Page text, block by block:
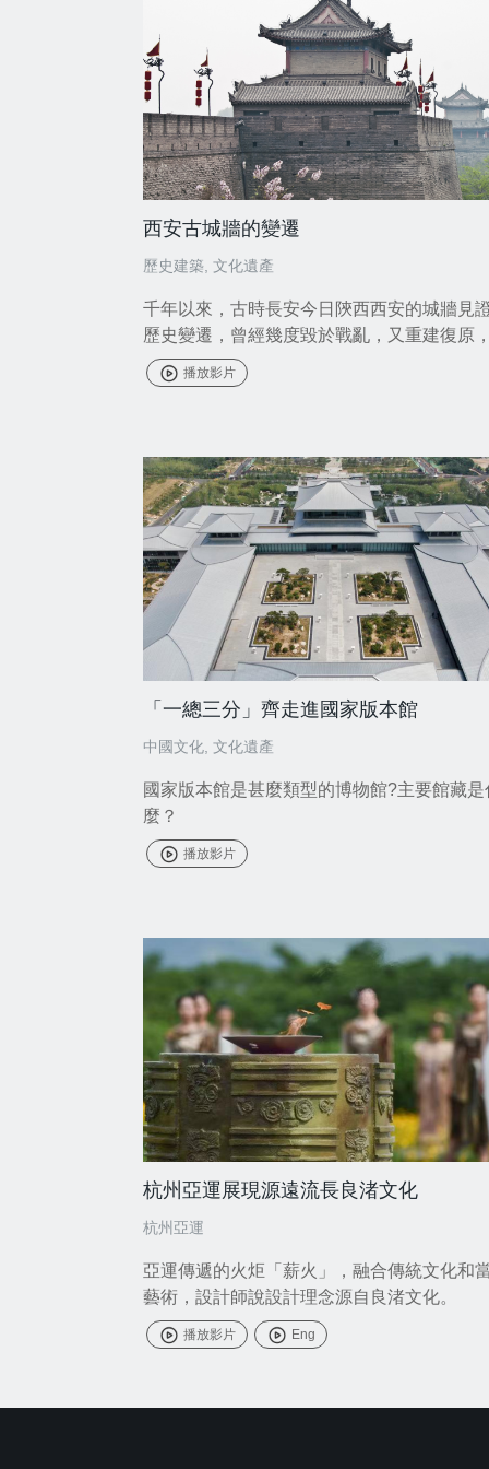
西安古城牆的變遷
歷史建築 文化遺產
千年以來，古時長安今日陝西西安的城牆見
歷史變遷，曾經幾度毀於戰亂，又重建復原
上至今仍留有斑駁的痕迹。
播放影片
「一總三分」齊走進國家版本館
中國文化 文化遺產
國家版本館是甚麼類型的博物館?主要館藏是
麼？
播放影片
杭州亞運展現源遠流長良渚文化
杭州亞運
亞運傳遞的火炬「薪火」，融合傳統文化和
藝術，設計師說設計理念源自良渚文化。
播放影片 Eng